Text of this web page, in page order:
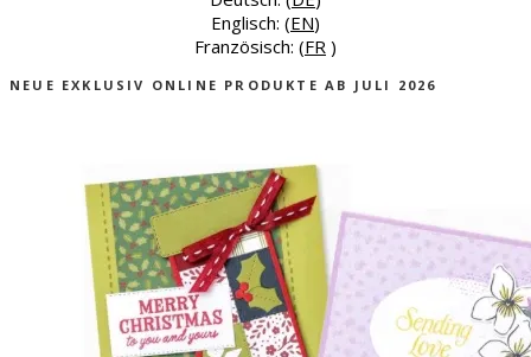
Englisch: (EN)
Französisch: (FR )
NEUE EXKLUSIV ONLINE PRODUKTE AB JULI 2026